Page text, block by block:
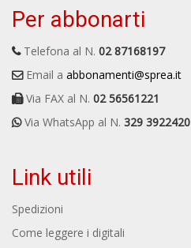
Per abbonarti
Telefona al N. 02 87168197
Email a abbonamenti@sprea.it
Via FAX al N. 02 56561221
Via WhatsApp al N. 329 3922420
Link utili
Spedizioni
Come leggere i digitali